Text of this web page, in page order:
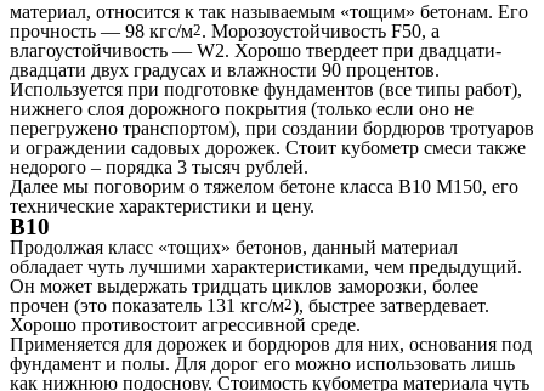
материал, относится к так называемым «тощим» бетонам. Его
прочность — 98 кгс/м2. Морозоустойчивость F50, а
влагоустойчивость — W2. Хорошо твердеет при двадцати-
двадцати двух градусах и влажности 90 процентов.
Используется при подготовке фундаментов (все типы работ),
нижнего слоя дорожного покрытия (только если оно не
перегружено транспортом), при создании бордюров тротуаров
и ограждении садовых дорожек. Стоит кубометр смеси также
недорого – порядка 3 тысяч рублей.
Далее мы поговорим о тяжелом бетоне класса В10 М150, его
технические характеристики и цену.
В10
Продолжая класс «тощих» бетонов, данный материал
обладает чуть лучшими характеристиками, чем предыдущий.
Он может выдержать тридцать циклов заморозки, более
прочен (это показатель 131 кгс/м2), быстрее затвердевает.
Хорошо противостоит агрессивной среде.
Применяется для дорожек и бордюров для них, основания под
фундамент и полы. Для дорог его можно использовать лишь
как нижнюю подоснову. Стоимость кубометра материала чуть